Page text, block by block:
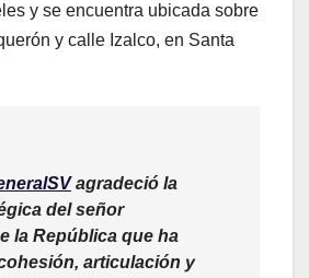
y se encuentra ubicada sobre
y calle Izalco, en Santa
agradeció la
del señor
la República que ha
articulación y